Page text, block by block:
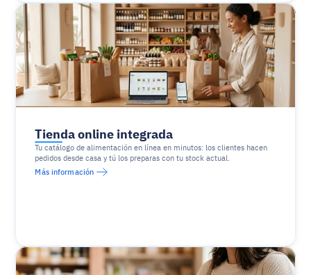
Tienda online integrada
Tu catálogo de alimentación en línea en minutos: los clientes hacen
pedidos desde casa y tú los preparas con tu stock actual.
Más información